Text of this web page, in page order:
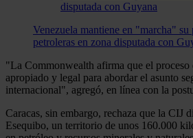
Venezuela mantiene en "marcha" su
petroleras en zona disputada con
"La Commonwealth afirma que el proceso
apropiado y legal para abordar el asunto
internacional", agregó, en línea con la
Caracas, sin embargo, rechaza que la CIJ
Esequibo, un territorio de unos 160.000